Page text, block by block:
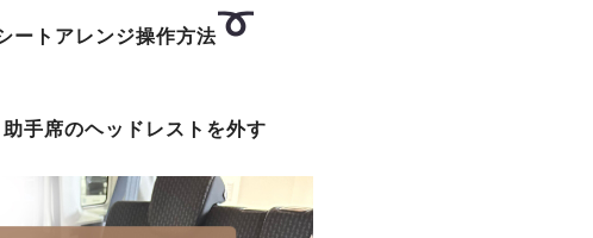
ートアレンジ操作方法
手席のヘッドレストを外す